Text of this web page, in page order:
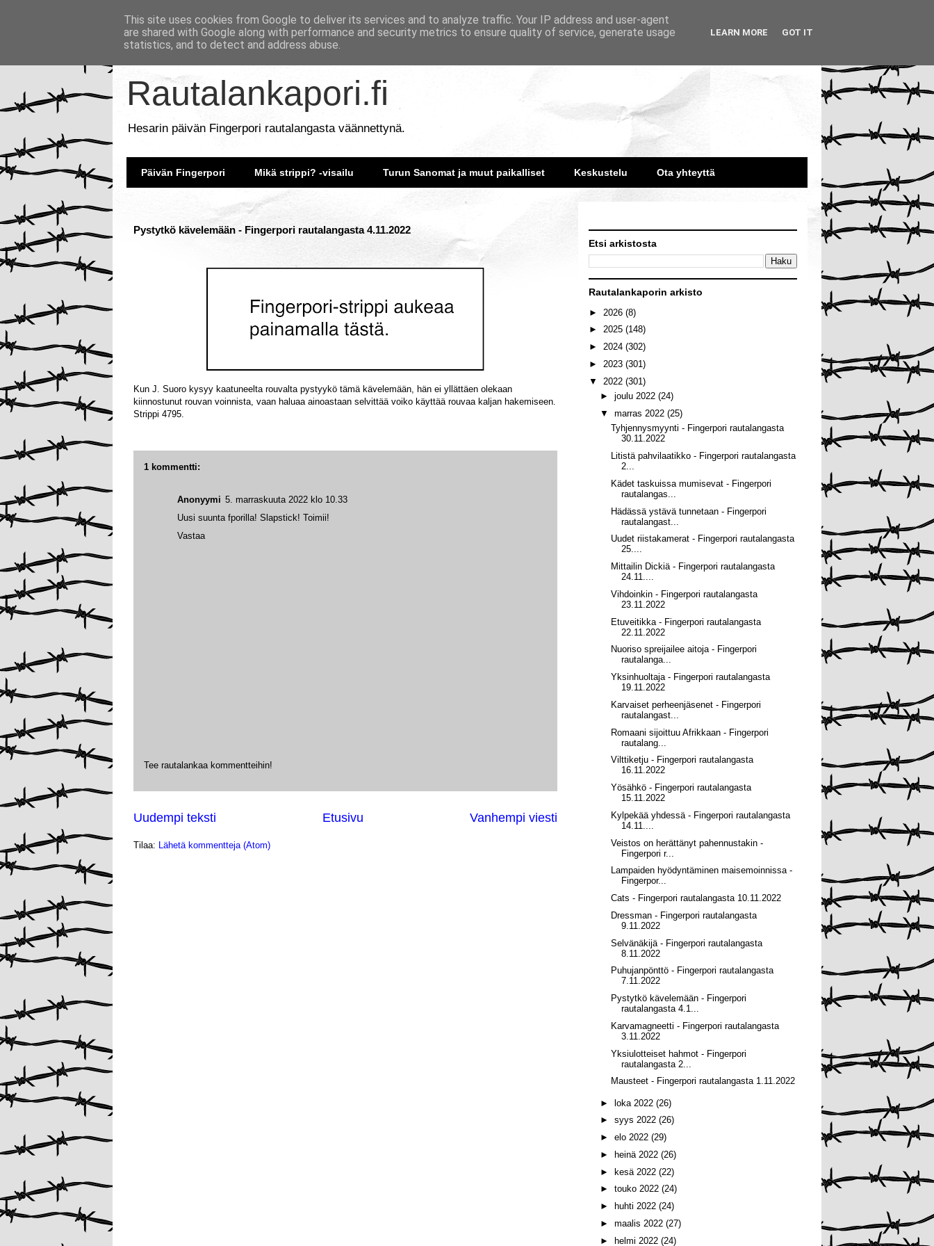
Rautalankapori.fi
Hesarin päivän Fingerpori rautalangasta väännettynä.
Päivän Fingerpori Mikä strippi? -visailu Turun Sanomat ja muut paikalliset Keskustelu Ota yhteyttä
Pystytkö kävelemään - Fingerpori rautalangasta 4.11.2022
Kun J. Suoro kysyy kaatuneelta rouvalta pystyykö tämä kävelemään, hän ei yllättäen olekaan
kiinnostunut rouvan voinnista, vaan haluaa ainoastaan selvittää voiko käyttää rouvaa kaljan hakemiseen.
Strippi 4795.
1 kommentti:
Anonyymi 5. marraskuuta 2022 klo 10.33
Uusi suunta fporilla! Slapstick! Toimii!
Vastaa
Tee rautalankaa kommentteihin!
Uudempi teksti Vanhempi viesti
Etusivu
Tilaa: Lähetä kommentteja (Atom)
Etsi arkistosta
Rautalankaporin arkisto
► 2026 (8)
► 2025 (148)
► 2024 (302)
► 2023 (301)
▼ 2022 (301)
► joulu 2022 (24)
▼ marras 2022 (25)
Tyhjennysmyynti - Fingerpori rautalangasta
30.11.2022
Litistä pahvilaatikko - Fingerpori rautalangasta
2...
Kädet taskuissa mumisevat - Fingerpori
rautalangas...
Hädässä ystävä tunnetaan - Fingerpori
rautalangast...
Uudet riistakamerat - Fingerpori rautalangasta
25....
Mittailin Dickiä - Fingerpori rautalangasta
24.11....
Vihdoinkin - Fingerpori rautalangasta
23.11.2022
Etuveitikka - Fingerpori rautalangasta
22.11.2022
Nuoriso spreijailee aitoja - Fingerpori
rautalanga...
Yksinhuoltaja - Fingerpori rautalangasta
19.11.2022
Karvaiset perheenjäsenet - Fingerpori
rautalangast...
Romaani sijoittuu Afrikkaan - Fingerpori
rautalang...
Vilttiketju - Fingerpori rautalangasta
16.11.2022
Yösähkö - Fingerpori rautalangasta
15.11.2022
Kylpekää yhdessä - Fingerpori rautalangasta
14.11....
Veistos on herättänyt pahennustakin -
Fingerpori r...
Lampaiden hyödyntäminen maisemoinnissa -
Fingerpor...
Cats - Fingerpori rautalangasta 10.11.2022
Dressman - Fingerpori rautalangasta
9.11.2022
Selvänäkijä - Fingerpori rautalangasta
8.11.2022
Puhujanpönttö - Fingerpori rautalangasta
7.11.2022
Pystytkö kävelemään - Fingerpori
rautalangasta 4.1...
Karvamagneetti - Fingerpori rautalangasta
3.11.2022
Yksiulotteiset hahmot - Fingerpori
rautalangasta 2...
Mausteet - Fingerpori rautalangasta 1.11.2022
► loka 2022 (26)
► syys 2022 (26)
► elo 2022 (29)
►
heinä 2022 (26)
► kesä 2022 (22)
► touko 2022 (24)
►
huhti 2022 (24)
► maalis 2022 (27)
► helmi 2022 (24)
This site uses cookies from Google to deliver its services and to analyze traffic. Your IP address and user-agent
are shared with Google along with performance and security metrics to ensure quality of service, generate usage
statistics, and to detect and address abuse.
LEARN MORE GOT IT